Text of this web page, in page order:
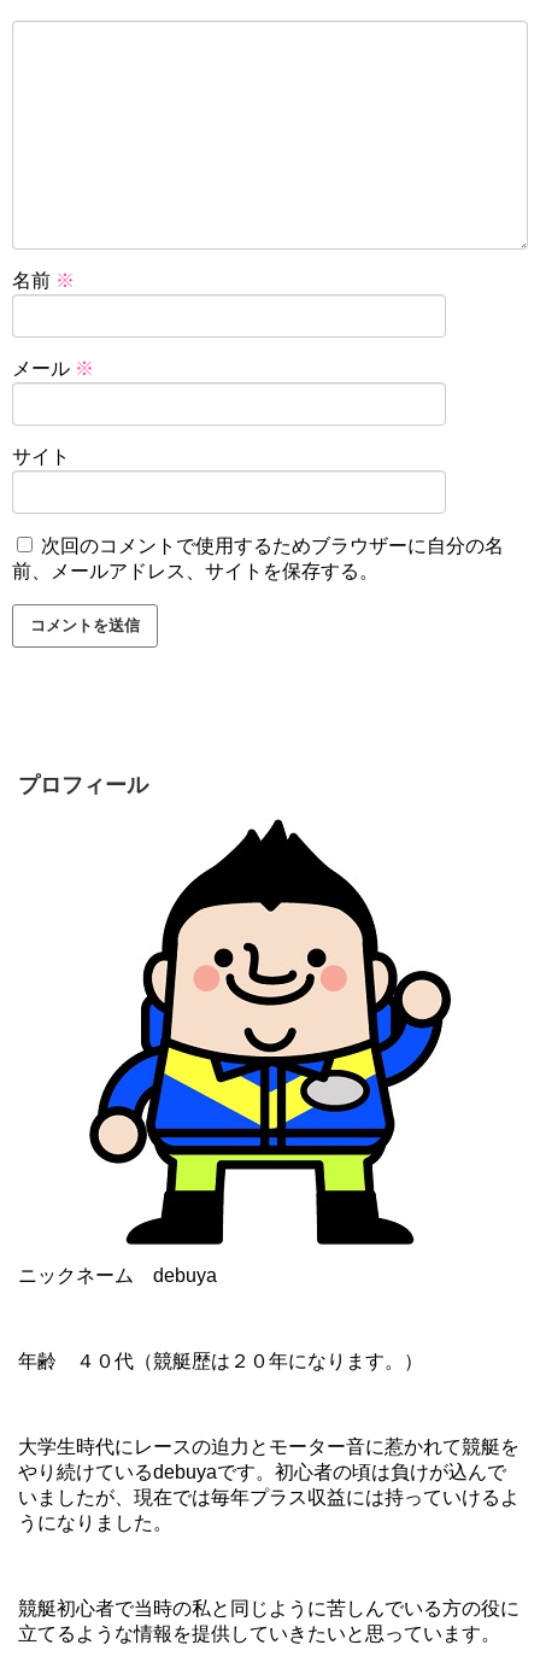
名前 ※
メール ※
サイト
次回のコメントで使用するためブラウザーに自分の名
前、メールアドレス、サイトを保存する。
プロフィール
ニックネーム debuya
年齢 ４０代（競艇歴は２０年になります。）
大学生時代にレースの迫力とモーター音に惹かれて競艇を
やり続けているdebuyaです。初心者の頃は負けが込んで
いましたが、現在では毎年プラス収益には持っていけるよ
うになりました。
競艇初心者で当時の私と同じように苦しんでいる方の役に
立てるような情報を提供していきたいと思っています。